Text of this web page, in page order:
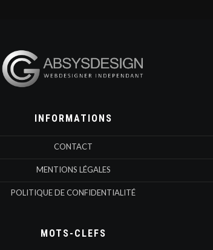
INFORMATIONS
CONTACT
MENTIONS LÉGALES
POLITIQUE DE CONFIDENTIALITÉ
MOTS-CLEFS